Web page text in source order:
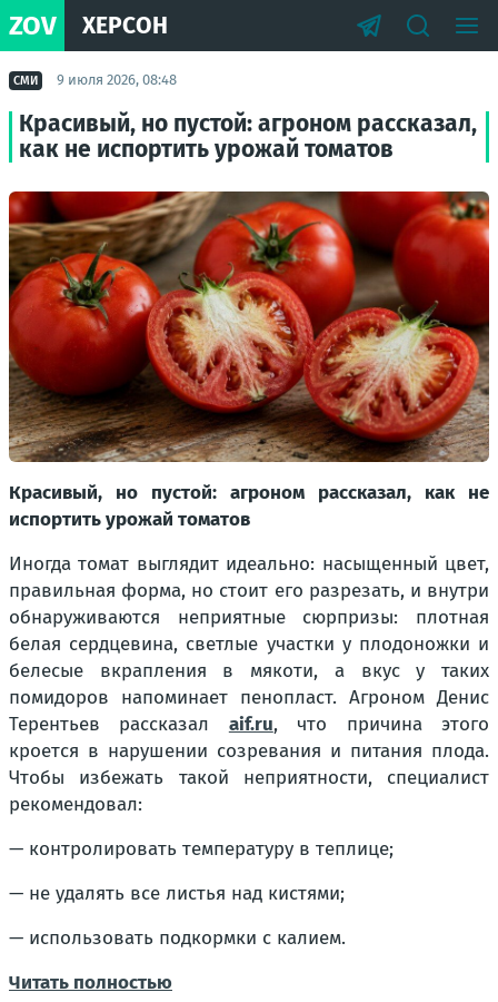
ZOV ХЕРСОН
СМИ 9 июля 2026, 08:48
Красивый, но пустой: агроном рассказал,
как не испортить урожай томатов
Красивый, но пустой: агроном рассказал, как не
испортить урожай томатов
Иногда томат выглядит идеально: насыщенный цвет,
правильная форма, но стоит его разрезать, и внутри
обнаруживаются неприятные сюрпризы: плотная
белая сердцевина, светлые участки у плодоножки и
белесые вкрапления в мякоти, а вкус у таких
помидоров напоминает пенопласт. Агроном Денис
Терентьев рассказал aif.ru, что причина этого
кроется в нарушении созревания и питания плода.
Чтобы избежать такой неприятности, специалист
рекомендовал:
— контролировать температуру в теплице;
— не удалять все листья над кистями;
— использовать подкормки с калием.
Читать полностью